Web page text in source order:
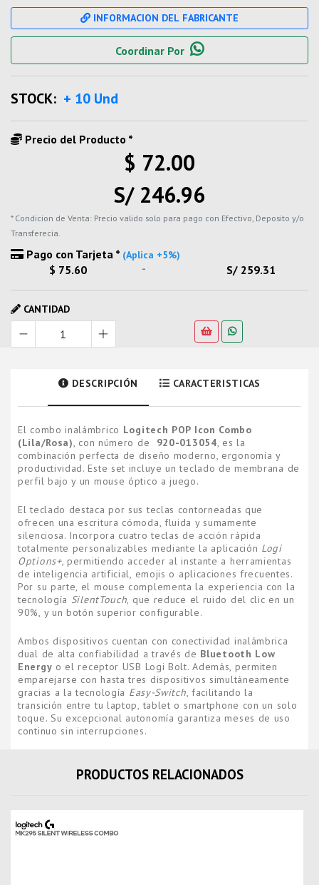
INFORMACION DEL FABRICANTE
Coordinar Por
STOCK: + 10 Und
Precio del Producto *
$ 72.00
S/ 246.96
* Condicion de Venta: Precio valido solo para pago con Efectivo, Deposito y/o
Transferecia.
Pago con Tarjeta * (Aplica +5%)
$ 75.60 - S/ 259.31
CANTIDAD
DESCRIPCIÓN CARACTERISTICAS
El combo inalámbrico Logitech POP Icon Combo
(Lila/Rosa), con número de 920-013054, es la
combinación perfecta de diseño moderno, ergonomía y
productividad. Este set incluye un teclado de membrana de
perfil bajo y un mouse óptico a juego.
El teclado destaca por sus teclas contorneadas que
ofrecen una escritura cómoda, fluida y sumamente
silenciosa. Incorpora cuatro teclas de acción rápida
totalmente personalizables mediante la aplicación Logi
Options+, permitiendo acceder al instante a herramientas
de inteligencia artificial, emojis o aplicaciones frecuentes.
Por su parte, el mouse complementa la experiencia con la
tecnología SilentTouch, que reduce el ruido del clic en un
90%, y un botón superior configurable.
Ambos dispositivos cuentan con conectividad inalámbrica
dual de alta confiabilidad a través de Bluetooth Low
Energy o el receptor USB Logi Bolt. Además, permiten
emparejarse con hasta tres dispositivos simultáneamente
gracias a la tecnología Easy-Switch, facilitando la
transición entre tu laptop, tablet o smartphone con un solo
toque. Su excepcional autonomía garantiza meses de uso
continuo sin interrupciones.
PRODUCTOS RELACIONADOS